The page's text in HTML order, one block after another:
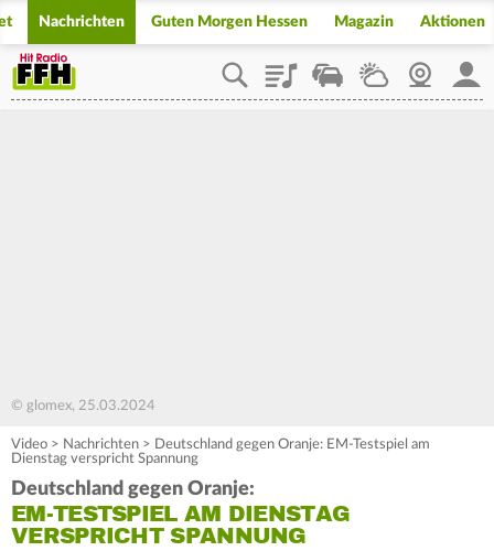
Nachrichten Guten Morgen Hessen Magazin Aktionen
PlaylistStaupilotWetterWebcam
© glomex, 25.03.2024
Video > Nachrichten > Deutschland gegen Oranje: EM-Testspiel am
Dienstag verspricht Spannung
Deutschland gegen Oranje:
EM-TESTSPIEL AM DIENSTAG
VERSPRICHT SPANNUNG